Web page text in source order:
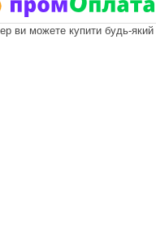
ви можете купити будь-